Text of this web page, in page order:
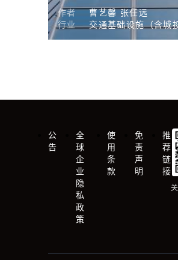
作者 曹艺馨 张任远
行业
交通基础设施（含城
公
告
全
球
企
业
隐
私
政
策
使
用
条
款
免
责
声
明
推
荐
链
接